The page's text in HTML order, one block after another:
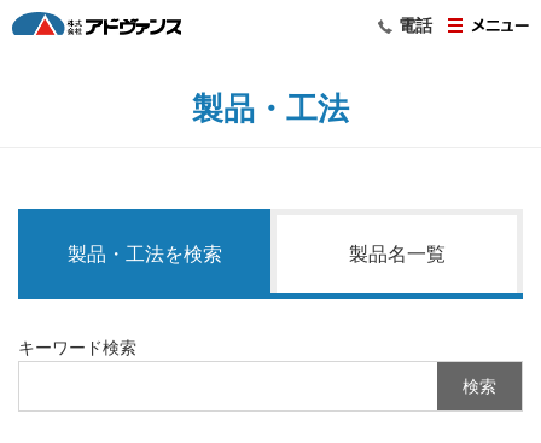
電話
製品・工法
製品・工法を検索 製品名一覧
キーワード検索